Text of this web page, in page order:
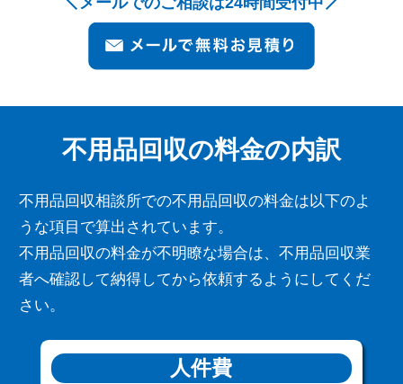
不用品回収の料金の内訳
不用品回収相談所での不用品回収の料金は以下のよ
うな項目で算出されています。
不用品回収の料金が不明瞭な場合は、不用品回収業
者へ確認して納得してから依頼するようにしてくだ
さい。
人件費